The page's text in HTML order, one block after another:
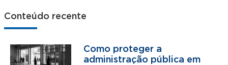
Conteúdo recente
Como proteger a
administração pública em